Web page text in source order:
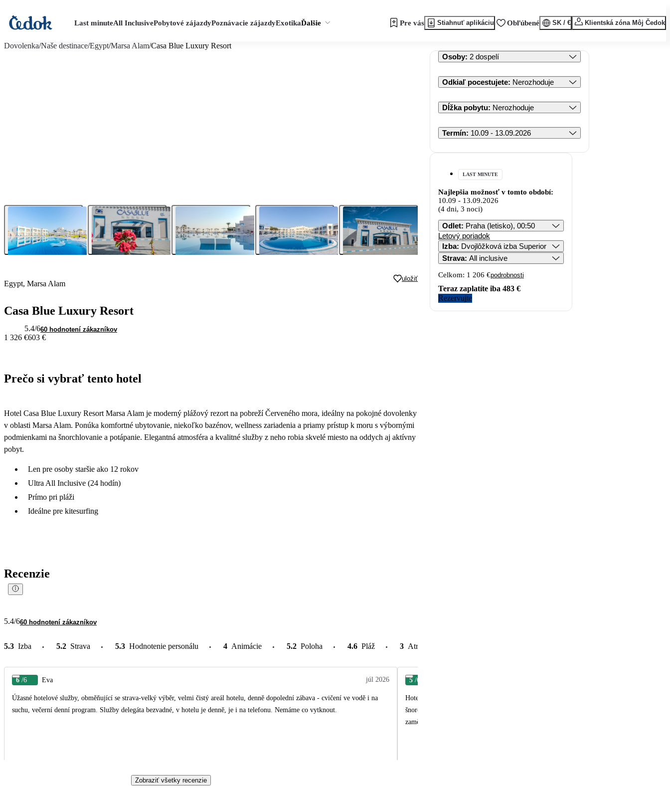
Last minuteAll InclusivePobytové zájazdyPoznávacie zájazdyExotikaĎalšie Pre vás Stiahnuť aplikáciu Obľúbené SK / € Klientská zóna Môj Čedok
Dovolenka/Naše destinace/Egypt/Marsa Alam/Casa Blue Luxury Resort
Egypt, Marsa Alam
uložiť
Casa Blue Luxury Resort
5.4/660 hodnotení zákazníkov
1 326 €603 €
Prečo si vybrať tento hotel
Hotel Casa Blue Luxury Resort Marsa Alam je moderný plážový rezort na pobreží Červeného mora, ideálny na pokojné dovolenky
v oblasti Marsa Alam. Ponúka komfortné ubytovanie, niekoľko bazénov, wellness zariadenia a priamy prístup k moru s výbornými
podmienkami na šnorchlovanie a potápanie. Elegantná atmosféra a kvalitné služby z neho robia skvelé miesto na oddych aj aktívny
pobyt.
Len pre osoby staršie ako 12 rokov
Ultra All Inclusive (24 hodín)
Prímo pri pláži
Ideálne pre kitesurfing
Recenzie
5.4/660 hodnotení zákazníkov
5.3 Izba 5.2 Strava 5.3 Hodnotenie personálu 4 Animácie 5.2 Poloha 4.6 Pláž 3 Atrakcie v okolí
6 /6 Eva júl 2026
Úžasné hotelové služby, obměňující se strava-velký výběr, velmi čistý areál hotelu, denně dopolední zábava - cvičení ve vodě i na
suchu, večerní denní program. Služby delegáta bezvadné, v hotelu je denně, je i na telefonu. Nemáme co vytknout.
5 /6
Hotel, resp. zájezd od CK Čedok, se nám celkově velice líbil. Za PLUSY hotelu
šnorchlování, menší velikost hotelu a moderní/upravené prostředí v rámci areálu hotelu. Za
zaměstnanců hotelu - recepční, číšníci v restauracích (neochota, laxnost, rozdílný přístup
Zobraziť všetky recenzie
Osoby: 2 dospelí
Odkiaľ pocestujete: Nerozhoduje
Dĺžka pobytu: Nerozhoduje
Termín: 10.09 - 13.09.2026
LAST MINUTE
Najlepšia možnosť v tomto období:
10.09 - 13.09.2026
(4 dni, 3 noci)
Odlet: Praha (letisko), 00:50
Letový poriadok
Izba: Dvojlôžková izba Superior
Strava: All inclusive
Celkom: 1 206 €podrobnosti
Teraz zaplatíte iba 483 €
Rezervujte